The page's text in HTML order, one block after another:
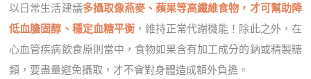
以日常生活建議多攝取像燕麥、蘋果等高纖維食物，才可幫助降
低血膽固醇、穩定血糖平衡，維持正常代謝機能！除此之外，在
心血管疾病飲食原則當中，食物如果含有加工成分的鈉或精製糖
類，要盡量避免攝取，才不會對身體造成額外負擔。